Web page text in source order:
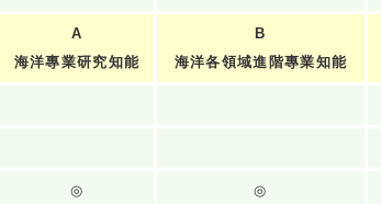
A
海洋專業研究知能
B
海洋各領域進階專業知能
◎ ◎